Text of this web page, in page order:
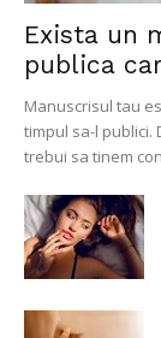
Exista un
publica
Manuscrisul tau
timpul sa-l publici.
trebui sa tinem